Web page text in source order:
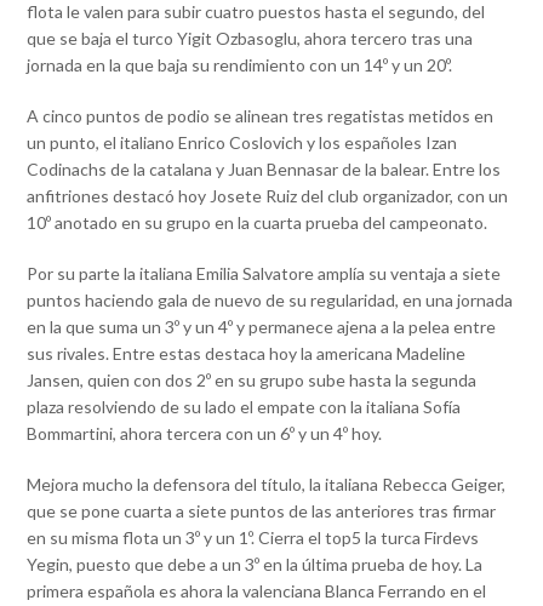
flota le valen para subir cuatro puestos hasta el segundo, del
que se baja el turco Yigit Ozbasoglu, ahora tercero tras una
jornada en la que baja su rendimiento con un 14º y un 20º.
A cinco puntos de podio se alinean tres regatistas metidos en
un punto, el italiano Enrico Coslovich y los españoles Izan
Codinachs de la catalana y Juan Bennasar de la balear. Entre los
anfitriones destacó hoy Josete Ruiz del club organizador, con un
10º anotado en su grupo en la cuarta prueba del campeonato.
Por su parte la italiana Emilia Salvatore amplía su ventaja a siete
puntos haciendo gala de nuevo de su regularidad, en una jornada
en la que suma un 3º y un 4º y permanece ajena a la pelea entre
sus rivales. Entre estas destaca hoy la americana Madeline
Jansen, quien con dos 2º en su grupo sube hasta la segunda
plaza resolviendo de su lado el empate con la italiana Sofía
Bommartini, ahora tercera con un 6º y un 4º hoy.
Mejora mucho la defensora del título, la italiana Rebecca Geiger,
que se pone cuarta a siete puntos de las anteriores tras firmar
en su misma flota un 3º y un 1º. Cierra el top5 la turca Firdevs
Yegin, puesto que debe a un 3º en la última prueba de hoy. La
primera española es ahora la valenciana Blanca Ferrando en el